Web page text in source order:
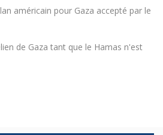
américain pour Gaza accepté par le
de Gaza tant que le Hamas n'est